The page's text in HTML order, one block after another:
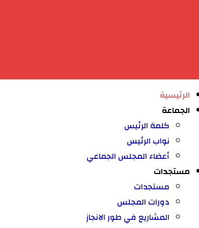
الرئيسية
الجماعة
كلمة الرئيس
نواب الرئيس
أعضاء المجلس الجماعي
مستجدات
مستجدات
دورات المجلس
المشاريع في طور الانجاز